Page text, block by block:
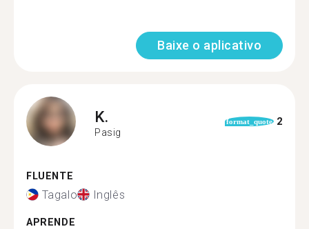
Baixe o aplicativo
K.
Pasig
format_quote 2
FLUENTE
Tagalo Inglês
APRENDE